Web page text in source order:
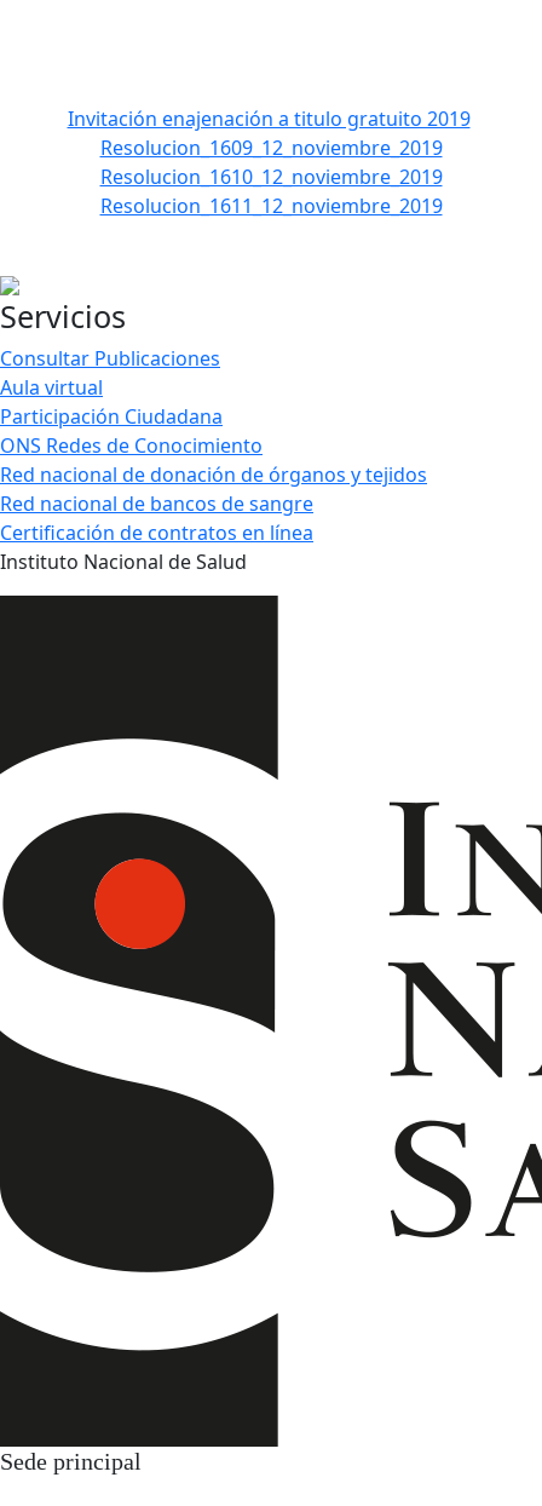
Invitación enajenación a titulo gratuito 2019
Resolucion_1609_12_noviembre_2019
Resolucion_1610_12_noviembre_2019
Resolucion_1611_12_noviembre_2019
Servicios
Consultar Publicaciones
Aula virtual
Participación Ciudadana
ONS Redes de Conocimiento
Red nacional de donación de órganos y tejidos
Red nacional de bancos de sangre
Certificación de contratos en línea
Instituto Nacional de Salud
Sede principal